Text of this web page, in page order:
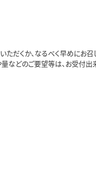
だくか、なるべく早めにお召
などのご要望等は、お受付出